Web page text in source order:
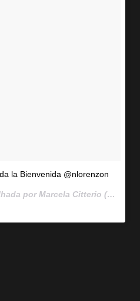
la Bienvenida @nlorenzon
Citterio (@marcelacitterio) em